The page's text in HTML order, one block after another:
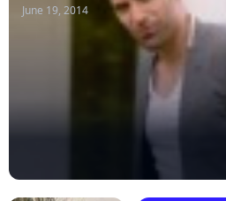
June 19, 2014